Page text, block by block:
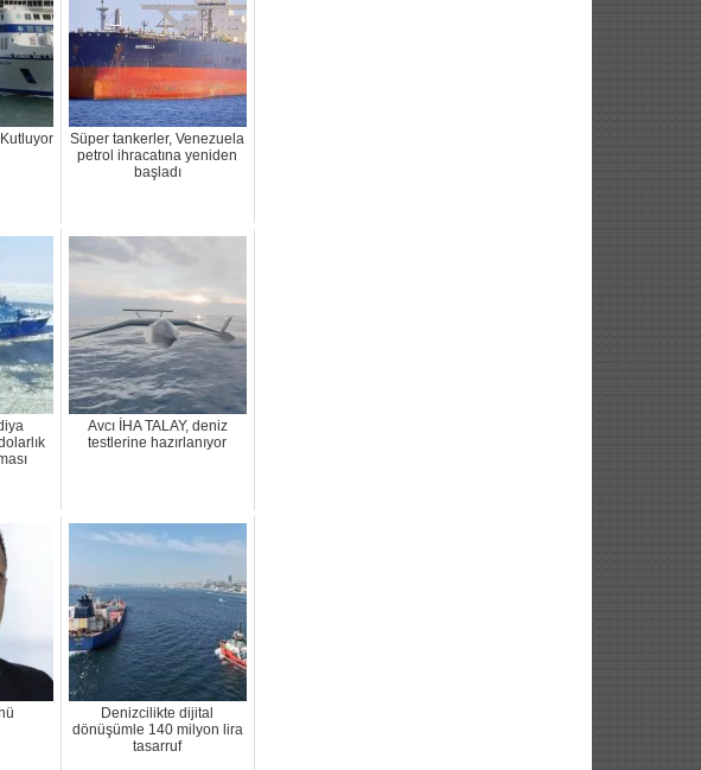
Kutluyor
Süper tankerler, Venezuela
petrol ihracatına yeniden
başladı
Avcı İHA TALAY, deniz
testlerine hazırlanıyor
Denizcilikte dijital
dönüşümle 140 milyon lira
tasarruf